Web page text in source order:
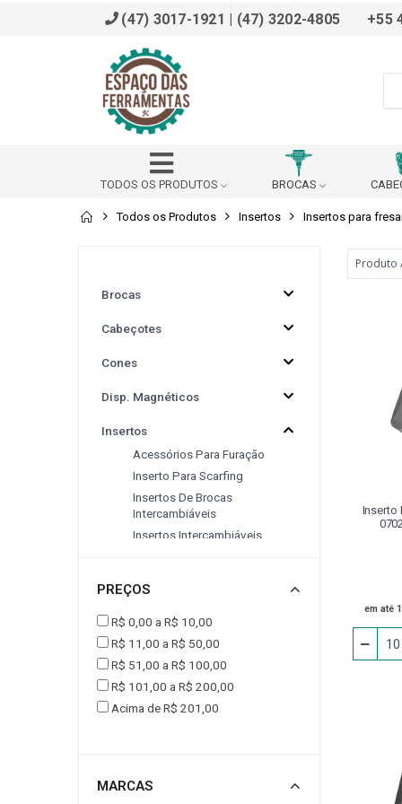
(47) 3017-1921 | (47) 3202-4805 +55
TODOS OS PRODUTOS BROCAS
ADAPTADOR AFIADOR ALARGADOR
BUCHA DE REDUÇÃO (DIN 228 B)
BUCHA REDUÇÃO PARA VDI CABEÇOTE
CAPACETE
CINTA PARA ELEVAÇÃO DE CARGAS
DRESSADORES
JOGO DE CALÇO PADRÃO
MESA
PEÇA DE REPOSIÇÃO
Todos os Produtos Insertos Insertos para
Inserto
em até
Brocas
Cabeçotes
Cones
Disp. Magnéticos
Insertos
Acessórios Para Furação
Inserto Para Scarfing
Insertos De Brocas
Intercambiáveis
Insertos Intercambiáveis
Insertos Para Torneamento
Limas
Machos
Morsas
PREÇOS
R$ 0,00 a R$ 10,00
R$ 11,00 a R$ 50,00
R$ 51,00 a R$ 100,00
R$ 101,00 a R$ 200,00
Acima de R$ 201,00
MARCAS